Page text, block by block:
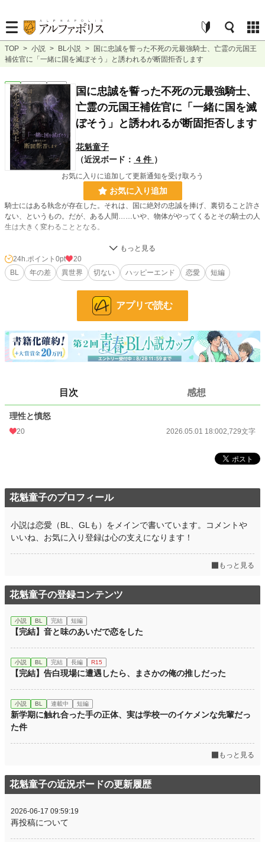
TOP > 小説 > BL小説 >
国に忠誠を誓った不死の元最強騎士、亡霊の元国王
補佐官に「一緒に国を滅ぼそう」と誘われるが断固拒否します
BL 連載中 短編
国に忠誠を誓った不死の元最強騎士、
亡霊の元国王補佐官に「一緒に国を滅
ぼそう」と誘われるが断固拒否します
花魁童子
（近況ボード： 4 件 ）
お気に入りに追加して更新通知を受け取ろう
お気に入り追加
騎士にはある執念が存在した。それは、国に絶対の忠誠を捧げ、裏切ること許さ
ない、というもの。だが、ある人間……いや、物体がやってくるとその騎士の人
生は大きく変わることとなる。
人物紹介
アルヴァリック・グレイヴ
元最強と謳われた王国騎士
見た目：20代後半（見た目は止まっている）
体格：高身長・細身だが筋肉はしっかり（女性のような体格で人に舐められるこ
とも多々あるが、大剣を振り回すことが可能）
髪：暗い灰色（元は黒、時間経過で色が抜けた感じ）
長さ：やや長め、結んでいる or 無造作
目：くすんだ金 or 淡い青（生気が薄い）
表情：基本無表情、感情が遅れて出るタイプ
カリスト・ノクス
元国王補佐官（魂）
年齢感：20代前半（騎士より少し若い）
体格：華奢・中性的
この二人の進む人生には一体どんな幸運や不運が巻き起こってくるのだろ
う……。
お気に入り 3
24h.ポイント 0 pt
更新日時 2026.05.01 18:00
週間ポイント 7 pt (78,785 位)
月間ポイント
24h.ポイント 0pt
20
BL
年の差 異世界 切ない ハッピーエンド 恋愛 短編
アプリで読む
目次 感想
理性と憤怒
20 2026.05.01 18:002,729文字
花魁童子のプロフィール
小説は恋愛（BL、GLも）をメインで書いています。コメントや
いいね、お気に入り登録は心の支えになります！
もっと見る
花魁童子の登録コンテンツ
小説 BL 完結 短編
【完結】音と味のあいだで恋をした
小説 BL 完結 長編 R15
【完結】告白現場に遭遇したら、まさかの俺の推しだった
小説 BL 連載中 短編
新学期に触れ合った手の正体、実は学校一のイケメンな先輩だっ
た件
もっと見る
花魁童子の近況ボードの更新履歴
2026-06-17 09:59:19
再投稿について